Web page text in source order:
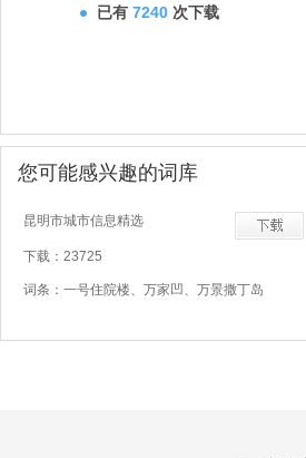
已有 7240 次下载
您可能感兴趣的词库
昆明市城市信息精选
下载：23725
词条：一号住院楼、万家凹、万景撒丁岛